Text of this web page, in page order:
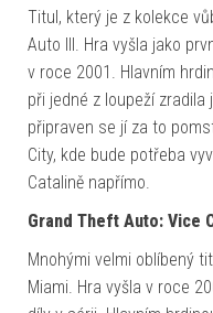
Titul, který je z kolekce
Auto III. Hra vyšla jako
v roce 2001. Hlavním
při jedné z loupeží zradila
připraven se jí za to
City, kde bude potřeba
Catalině napřímo.
Grand Theft Auto: Vice
Mnohými velmi oblíbený
Miami. Hra vyšla v roce